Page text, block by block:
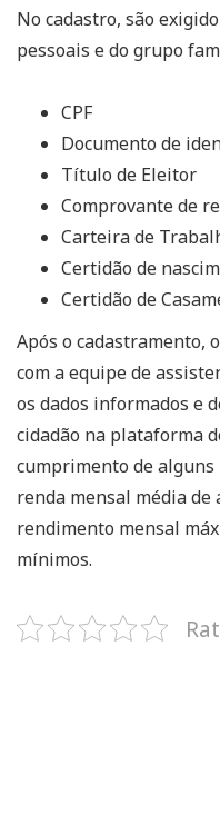
No cadastro, são
pessoais e do grupo
CPF
Documento de
Título de Eleitor
Comprovante de
Carteira de
Certidão de
Certidão de
Após o cadastramento, o
com a equipe de
os dados informados e
cidadão na plataforma
cumprimento de alguns
renda mensal média
rendimento mensal
mínimos.